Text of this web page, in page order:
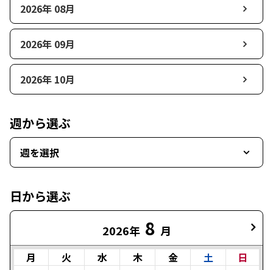
2026年 08月
2026年 09月
2026年 10月
週から選ぶ
週を選択
日から選ぶ
2026年 8 月
月 火 水 木 金 土
日